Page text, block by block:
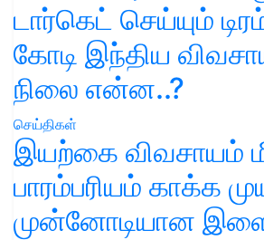
டார்கெட் செய்யும்
கோடி இந்திய
நிலை என்ன..?
செய்திகள்
இயற்கை விவசாயம்
பாரம்பரியம் காக்க
முன்னோடியான